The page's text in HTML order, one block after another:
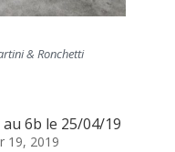
& Ronchetti
6b le 25/04/19
19, 2019